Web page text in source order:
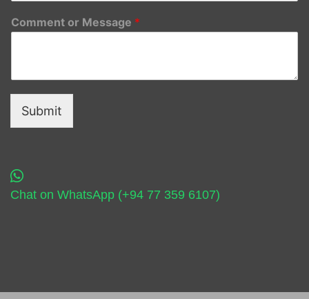
Comment or Message *
Submit
Chat on WhatsApp (+94 77 359 6107)